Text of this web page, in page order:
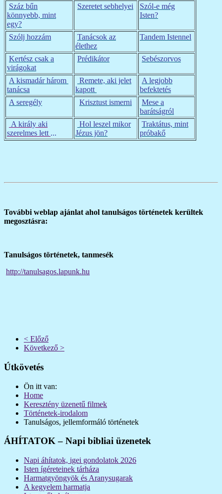
Száz bűn
könnyebb, mint
egy?
Szeretet sebhelyei
Szól-e még
Isten?
Szólj hozzám
Tanácsok az
élethez
Tandem Istennel
Kertész csak a
virágokat
Prédikátor Sebészorvos
A kismadár három
tanácsa
Remete, aki jelet
kapott
A legjobb
befektetés
A seregély
Krisztust ismerni
Mese a
barátságról
A király aki
szerelmes lett ...
Hol leszel mikor
Jézus jön?
Traktátus, mint
próbakő
További weblap ajánlat ahol tanulságos történetek kerültek
megosztásra:
Tanulságos történetek, tanmesék
http://tanulsagos.lapunk.hu
< Előző
Következő >
Útkövetés
Ön itt van:
Home
Keresztény üzenetű filmek
Történetek-irodalom
Tanulságos, jellemformáló történetek
ÁHÍTATOK – Napi bibliai üzenetek
Napi áhítatok, igei gondolatok 2026
Isten ígéreteinek tárháza
Harmatgyöngyök és Aranysugarak
A kegyelem harmatja